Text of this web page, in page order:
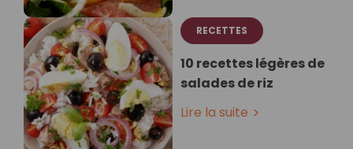
RECETTES
10 recettes légères de
salades de riz
Lire la suite